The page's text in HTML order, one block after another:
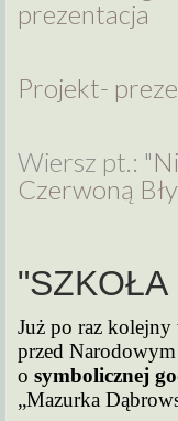
prezentacja
Projekt-
Wiersz pt.: "
Czerwoną
"SZKOŁA
Już po raz
przed
o symbolicznej
„Mazurka